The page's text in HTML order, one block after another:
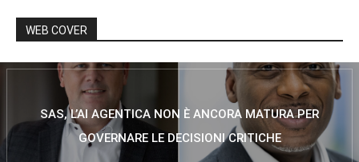
WEB COVER
SAS, L’AI AGENTICA NON È ANCORA MATURA PER
GOVERNARE LE DECISIONI CRITICHE